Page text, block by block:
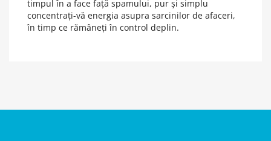
timpul în a face față spamului, pur și simplu
concentrați-vă energia asupra sarcinilor de afaceri,
în timp ce rămâneți în control deplin.